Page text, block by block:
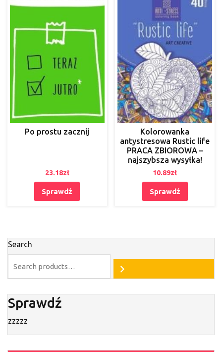
Po prostu zacznij
23.18zł
Sprawdź
Kolorowanka
antystresowa Rustic life
PRACA ZBIOROWA –
najszybsza wysyłka!
10.89zł
Sprawdź
Search
Sprawdź
zzzzz